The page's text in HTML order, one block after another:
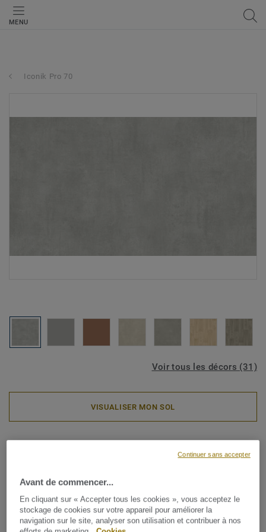
MENU
Iconik Pro 70
Voir tous les décors (31)
VISUALISER MON SOL
Iconik Pro 70 - Kiruma
COBBELSTONE
Transformez votre espace avec ICONIK Pro 70, une
collection de revêtements de sol en vinyle qui allie
Avant de commencer...
En cliquant sur « Accepter tous les cookies », vous acceptez le
stockage de cookies sur votre appareil pour améliorer la
navigation sur le site, analyser son utilisation et contribuer à nos
Continuer sans accepter